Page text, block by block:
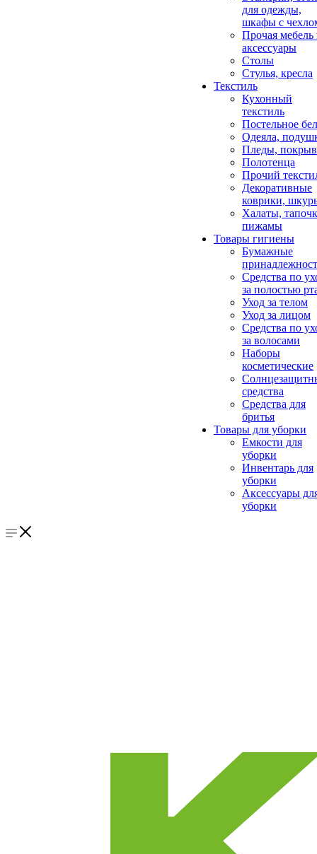
для одежды,
шкафы с
Прочая мебель
аксессуары
Столы
Стулья, кресла
Текстиль
Кухонный
текстиль
Постельное
Одеяла,
Пледы,
Полотенца
Прочий
Декоративные
коврики,
Халаты,
пижамы
Товары гигиены
Бумажные
Средства по
за полостью
Уход за телом
Уход за лицом
Средства по
за волосами
Наборы
косметические
средства
Средства для
бритья
Товары для уборки
Емкости для
уборки
Инвентарь для
уборки
Аксессуары
уборки